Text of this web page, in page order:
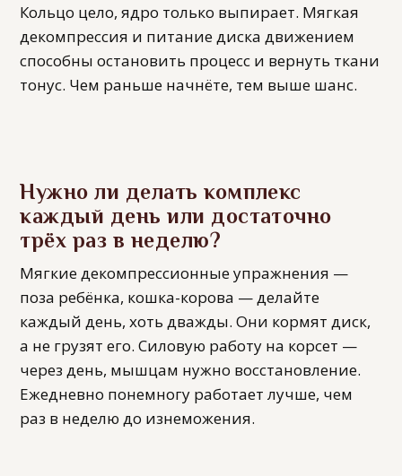
Кольцо цело, ядро только выпирает. Мягкая
декомпрессия и питание диска движением
способны остановить процесс и вернуть ткани
тонус. Чем раньше начнёте, тем выше шанс.
Нужно ли делать комплекс
каждый день или достаточно
трёх раз в неделю?
Мягкие декомпрессионные упражнения —
поза ребёнка, кошка-корова — делайте
каждый день, хоть дважды. Они кормят диск,
а не грузят его. Силовую работу на корсет —
через день, мышцам нужно восстановление.
Ежедневно понемногу работает лучше, чем
раз в неделю до изнеможения.